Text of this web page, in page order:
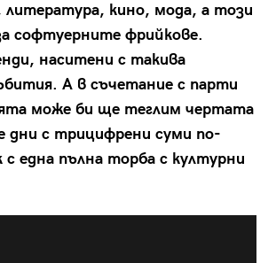
кино, мода, а този
софтуерните фрийкове.
наситени с такива
А в съчетание с парти
може би ще теглим чертата
дни с трицифрени суми по-
с една пълна торба с културни